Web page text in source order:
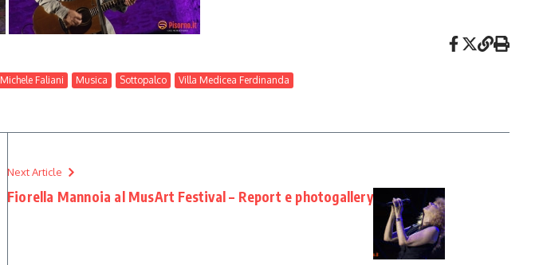
Michele Faliani Musica Sottopalco Villa Medicea Ferdinanda
Next Article
Fiorella Mannoia al MusArt Festival – Report e photogallery